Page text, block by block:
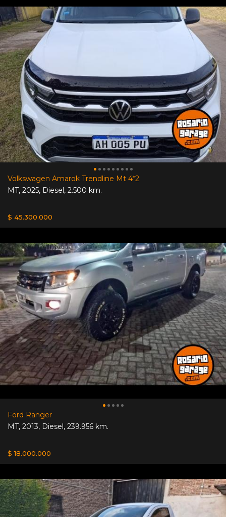
Volkswagen Amarok Trendline Mt 4*2
MT, 2025, Diesel, 2.500 km.
$ 45.300.000
Ford Ranger
MT, 2013, Diesel, 239.956 km.
$ 18.000.000